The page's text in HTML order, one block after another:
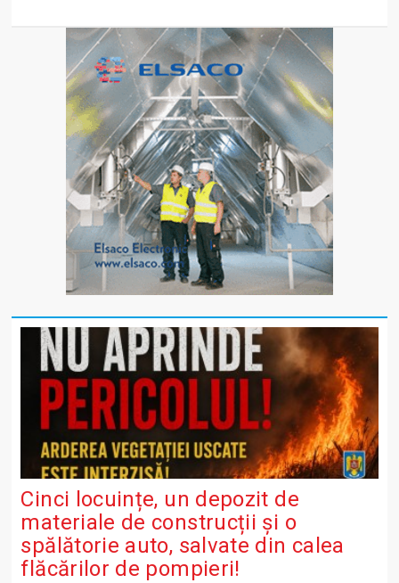
Cinci locuințe, un depozit de
materiale de construcții și o
spălătorie auto, salvate din calea
flăcărilor de pompieri!